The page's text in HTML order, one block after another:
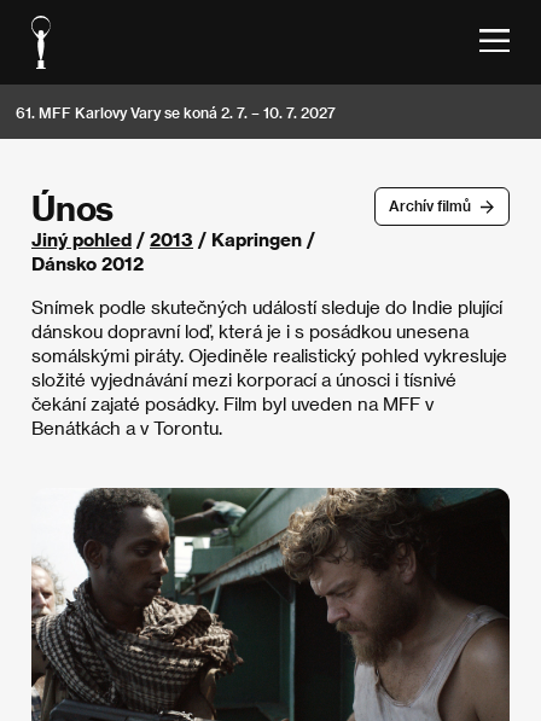
61. MFF Karlovy Vary se koná 2. 7. – 10. 7. 2027
Archív filmů
Únos
Jiný pohled / 2013 / Kapringen /
Dánsko 2012
Snímek podle skutečných událostí sleduje do Indie plující
dánskou dopravní loď, která je i s posádkou unesena
somálskými piráty. Ojediněle realistický pohled vykresluje
složité vyjednávání mezi korporací a únosci i tísnivé
čekání zajaté posádky. Film byl uveden na MFF v
Benátkách a v Torontu.